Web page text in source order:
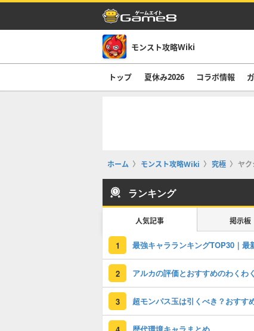
モンスト攻略Wiki
トップ 夏休み2026 コラボ情報
ホーム モンスト攻略Wiki 究極 ヤク
ランキング
人気記事 掲示板
1
2
3